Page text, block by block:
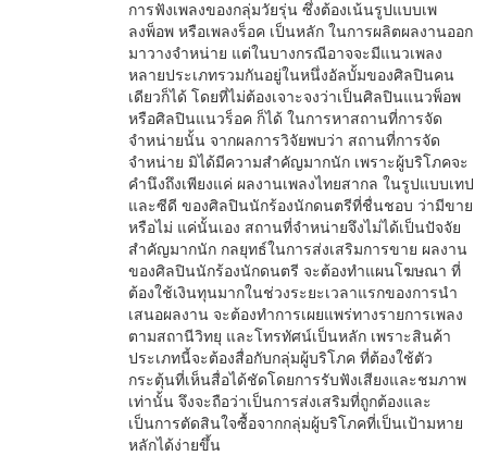
การฟังเพลงของกลุ่มวัยรุ่น ซึ่งต้องเน้นรูปแบบเพ
ลงพ็อพ หรือเพลงร็อค เป็นหลัก ในการผลิตผลงานออก
มาวางจำหน่าย แต่ในบางกรณีอาจจะมีแนวเพลง
หลายประเภทรวมกันอยู่ในหนึ่งอัลบั้มของศิลปินคน
เดียวก็ได้ โดยที่ไม่ต้องเจาะจงว่าเป็นศิลปินแนวพ็อพ
หรือศิลปินแนวร็อค ก็ได้ ในการหาสถานที่การจัด
จำหน่ายนั้น จากผลการวิจัยพบว่า สถานที่การจัด
จำหน่าย มิได้มีความสำคัญมากนัก เพราะผู้บริโภคจะ
คำนึงถึงเพียงแค่ ผลงานเพลงไทยสากล ในรูปแบบเทป
และซีดี ของศิลปินนักร้องนักดนตรีที่ชื่นชอบ ว่ามีขาย
หรือไม่ แค่นั้นเอง สถานที่จำหน่ายจึงไม่ได้เป็นปัจจัย
สำคัญมากนัก กลยุทธ์ในการส่งเสริมการขาย ผลงาน
ของศิลปินนักร้องนักดนตรี จะต้องทำแผนโฆษณา ที่
ต้องใช้เงินทุนมากในช่วงระยะเวลาแรกของการนำ
เสนอผลงาน จะต้องทำการเผยแพร่ทางรายการเพลง
ตามสถานีวิทยุ และโทรทัศน์เป็นหลัก เพราะสินค้า
ประเภทนี้จะต้องสื่อกับกลุ่มผู้บริโภค ที่ต้องใช้ตัว
กระตุ้นที่เห็นสื่อได้ชัดโดยการรับฟังเสียงและชมภาพ
เท่านั้น จึงจะถือว่าเป็นการส่งเสริมที่ถูกต้องและ
เป็นการตัดสินใจซื้อจากกลุ่มผู้บริโภคที่เป็นเป้ามหาย
หลักได้ง่ายขึ้น